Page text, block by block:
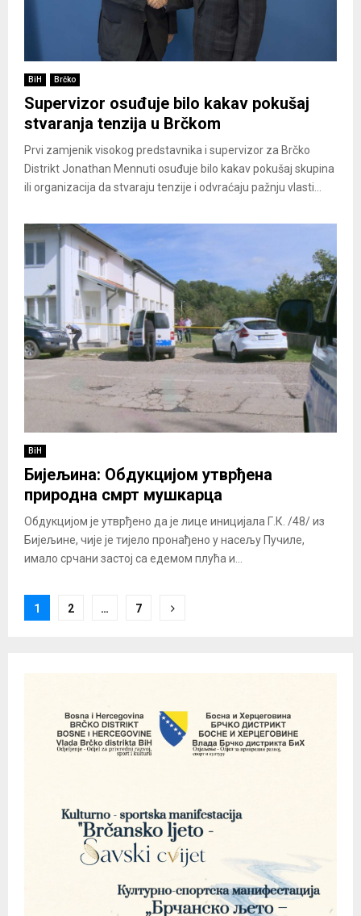
BiH Brčko
Supervizor osuđuje bilo kakav pokušaj
stvaranja tenzija u Brčkom
Prvi zamjenik visokog predstavnika i supervizor za Brčko
Distrikt Jonathan Mennuti osuđuje bilo kakav pokušaj skupina
ili organizacija da stvaraju tenzije i odvraćaju pažnju vlasti...
BiH
Бијељина: Обдукцијом утврђена
природна смрт мушкарца
Обдукцијом је утврђено да је лице иницијала Г.К. /48/ из
Бијељине, чије је тијело пронађено у насељу Пучиле,
имало срчани застој са едемом плућа и...
Posts
1 2 … 7